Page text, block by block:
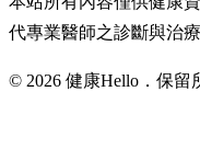
代專業醫師之診斷與治療
© 2026 健康Hello．保留